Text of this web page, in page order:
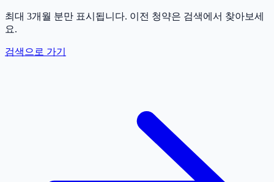
최대 3개월 분만 표시됩니다. 이전 청약은 검색에서 찾아보세
요.
검색으로 가기